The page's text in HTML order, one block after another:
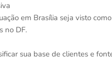
em Brasília seja visto
no DF.
sua base de clientes e